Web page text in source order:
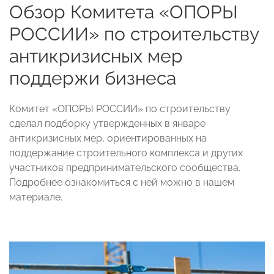
Обзор Комитета «ОПОРЫ
РОССИИ» по строительству
антикризисных мер
поддержи бизнеса
Комитет «ОПОРЫ РОССИИ» по строительству
сделал подборку утвержденных в январе
антикризисных мер, ориентированных на
поддержание строительного комплекса и других
участников предпринимательского сообщества.
Подробнее ознакомиться с ней можно в нашем
материале.